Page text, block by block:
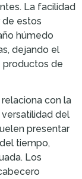
La facilidad
estos
húmedo
dejando el
productos de
con la
del
presentar
tiempo,
Los